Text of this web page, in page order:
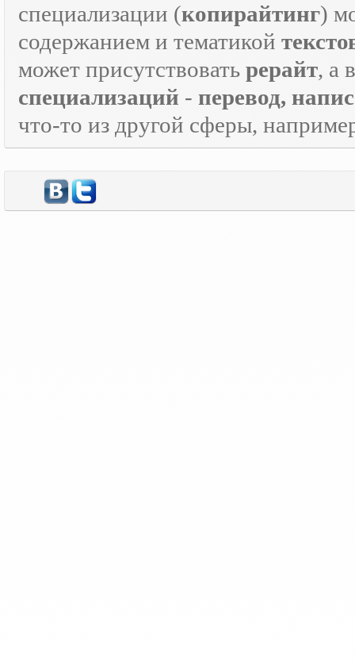
специализации (копирайтинг)
содержанием и тематикой
может присутствовать рерайт, а
специализаций - перевод,
что-то из другой сферы,